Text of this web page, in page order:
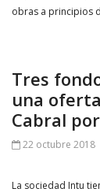
obras a principios
Tres
una
Cabral
22 octubre 2018
La sociedad Intu